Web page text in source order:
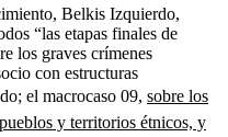
Belkis Izquierdo,
“las etapas finales de
los graves crímenes
con estructuras
el macrocaso 09, sobre los
y territorios étnicos, y